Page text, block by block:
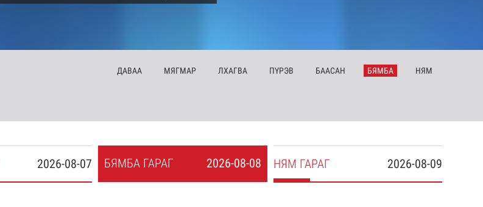
ДАВАА МЯГМАР ЛХАГВА ПҮРЭВ БААСАН БЯМБА НЯМ
2026-08-07 2026-08-08
БЯМБА ГАРАГ 2026-08-09
НЯМ ГАРАГ